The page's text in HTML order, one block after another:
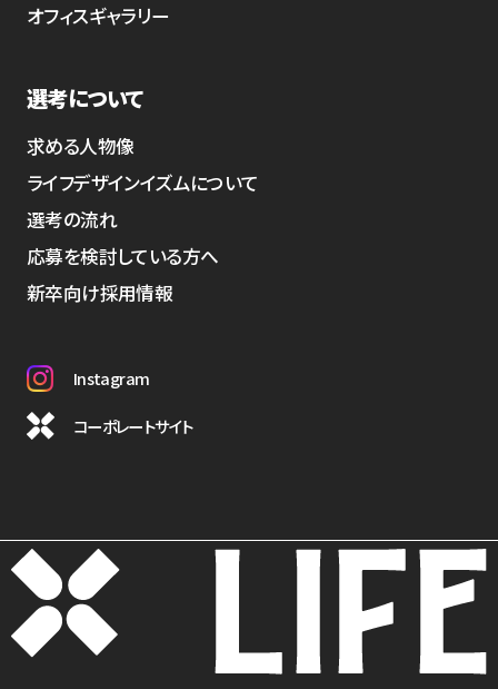
オフィスギャラリー
選考について
求める人物像
ライフデザインイズムについて
選考の流れ
応募を検討している方へ
新卒向け採用情報
Instagram
コーポレートサイト